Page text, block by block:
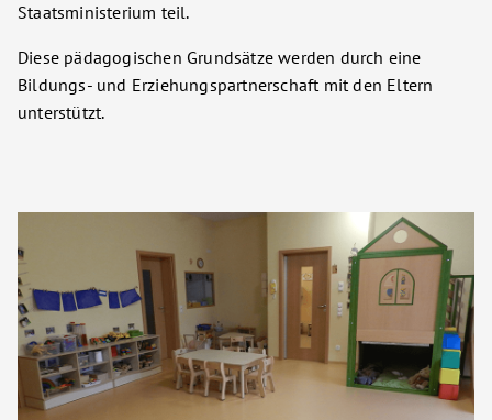
Staatsministerium teil.
Diese pädagogischen Grundsätze werden durch eine
Bildungs- und Erziehungspartnerschaft mit den Eltern
unterstützt.